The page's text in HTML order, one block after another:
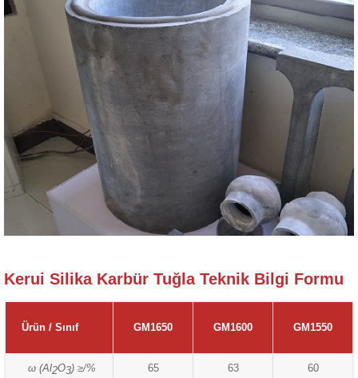
Kerui Silika Karbür Tuğla Teknik Bilgi Formu
Ürün / Sınıf GM1650 GM1600 GM1550
ω (Al2O3) ≥/% 65 63 60